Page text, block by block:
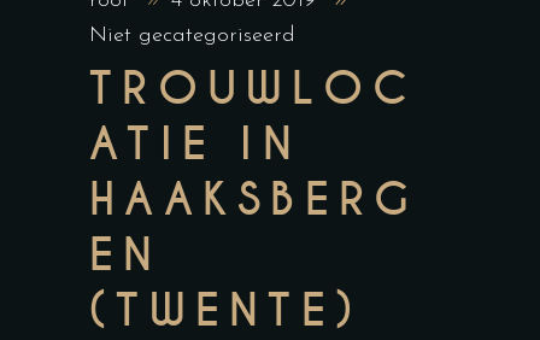
Niet gecategoriseerd
TROUWLOC
ATIE IN
HAAKSBERG
EN
(TWENTE)